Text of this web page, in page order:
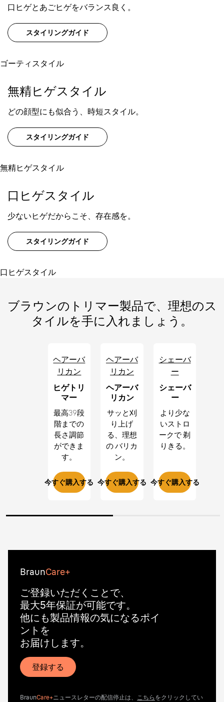
口ヒゲとあごヒゲをバランス良く。
スタイリングガイド
ゴーティスタイル
無精ヒゲスタイル
どの顔型にも似合う、時短スタイル。
スタイリングガイド
無精ヒゲスタイル
口ヒゲスタイル
少ないヒゲだからこそ、存在感を。
スタイリングガイド
口ヒゲスタイル
ブラウンのトリマー製品で、理想のス
タイルを手に入れましょう。
ヘアーバ
リカン
ヒゲトリ
マー
最高39段
階までの
長さ調節
ができま
す。
今すぐ購入する
ヘアーバ
リカン
ヘアーバ
リカン
サッと刈
り上げ
る、理想
の バリカ
ン。
今すぐ購入する
シェーバ
ー
シェーバ
ー
より少な
いストロ
ークで 剃
りきる。
今すぐ購入する
BraunCare+
ご登録いただくことで、
最大5年保証が可能です。
他にも製品情報の気になるポイ
ントを
お届けします。
登録する
BraunCare+ニュースレターの配信停止は、 こちら をクリックしてい